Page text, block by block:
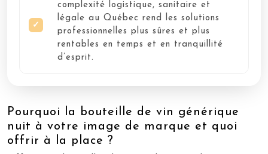
complexité logistique, sanitaire et
légale au Québec rend les solutions
professionnelles plus sûres et plus
rentables en temps et en tranquillité
d’esprit.
Pourquoi la bouteille de vin générique
nuit à votre image de marque et quoi
offrir à la place ?